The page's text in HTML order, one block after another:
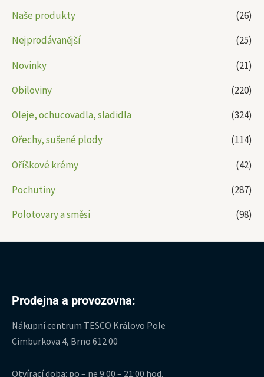
Naše produkty
(26)
Nejprodávanější
(25)
Novinky
(21)
Obiloviny
(220)
Oleje, ochucovadla, sladidla
(324)
Ořechy, sušené plody
(114)
Oříškové krémy
(42)
Pochutiny
(287)
Polotovary a směsi
(98)
Prodejna a provozovna:
Nákupní centrum TESCO Královo Pole
Cimburkova 4, Brno 612 00
Otvírací doba: po – ne 9:00 – 21:00 hod.